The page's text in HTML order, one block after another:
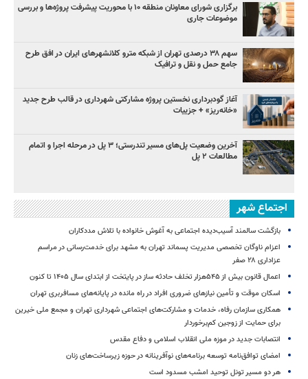
برگزاری شورای معاونان منطقه ۱۰ با محوریت پیشرفت پروژه‌ها و بررسی
موضوعات جاری
سهم ۳۸ درصدی تهران از شبکه مترو کلانشهرهای ایران در افق طرح
جامع حمل و نقل و ترافیک
آغاز گودبرداری نخستین پروژه مشارکتی شهرداری در قالب طرح جدید
«خانه‌ریز» + جزییات
آخرین وضعیت پل‌های مسیر تندرستی؛ ۳ پل در مرحله اجرا و اتمام
مطالعات ۲ پل
اجتماع شهر
بازگشت سالمند آسیب‌دیده اجتماعی به آغوش خانواده با تلاش مددکاران
اعزام ناوگان تخصصی مدیریت پسماند تهران به مشهد برای خدمت‌رسانی در مراسم
عزاداری ۲۸ صفر
اعمال قانون بیش از ۵۴۵هزار تخلف حادثه ساز در پایتخت از ابتدای سال ۱۴۰۵ تا کنون
اسکان موقت و تأمین نیازهای ضروری افراد در راه مانده در پایانه‌های مسافربری تهران
همکاری سازمان رفاه، خدمات و مشارکت‌های اجتماعی شهرداری تهران و مجمع ملی خیرین
برای حمایت از زوجین کم‌برخوردار
انتصابات جدید در موزه ملی انقلاب اسلامی و دفاع مقدس
امضای توافق‌نامه توسعه برنامه‌های نوآفرینانه در حوزه زیرساخت‏‌های زنان
هر دو مسیر تونل توحید امشب مسدود است